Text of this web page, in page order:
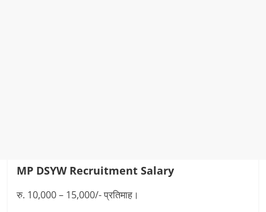
MP DSYW RecruitmentSalary
रु. 10,000 – 15,000/- प्र‍तिमाह।